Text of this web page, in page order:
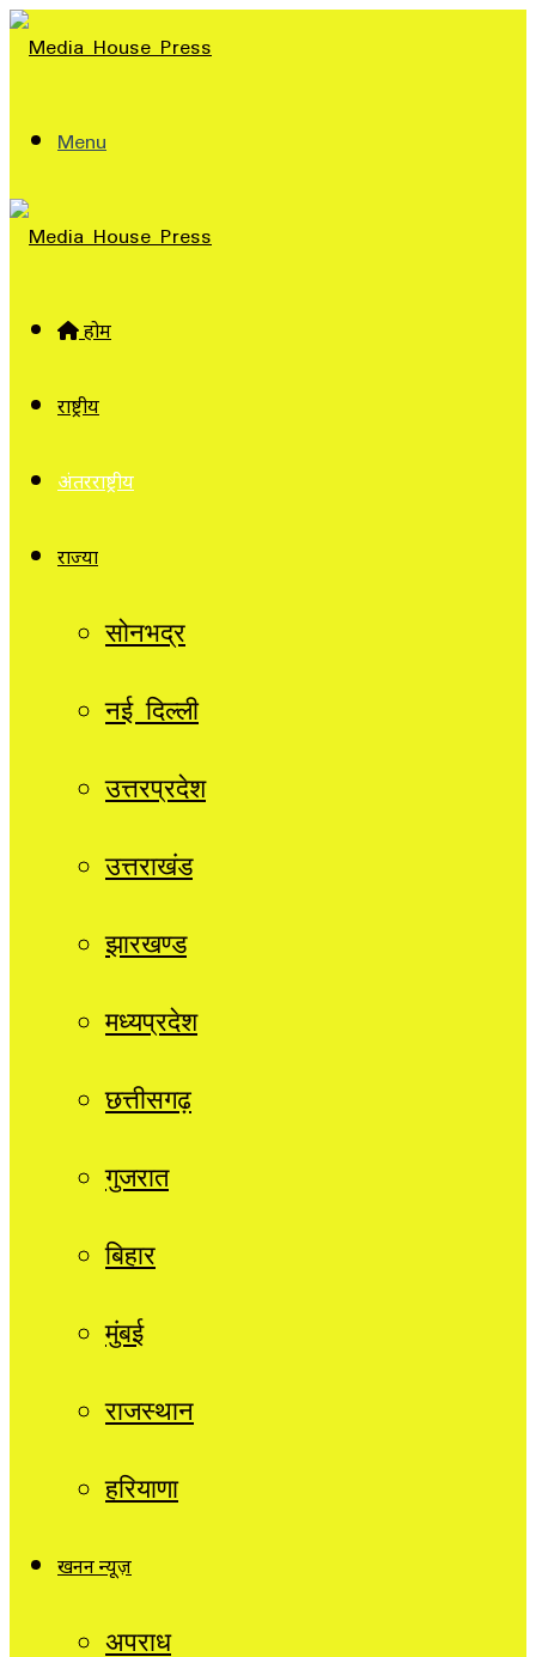
Menu
होम
राष्ट्रीय
अंतरराष्ट्रीय
राज्यों
सोनभद्र
नई दिल्ली
उत्तरप्रदेश
उत्तराखंड
झारखण्ड
मध्यप्रदेश
छत्तीसगढ़
गुजरात
बिहार
मुंबई
राजस्थान
हरियाणा
खनन न्यूज़
अपराध